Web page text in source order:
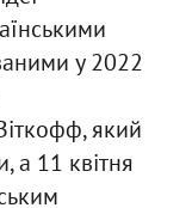
у 2022
який
а 11 квітня